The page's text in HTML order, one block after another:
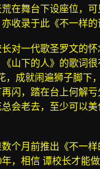
在舞台下设座位，
收录于此《不一样
对一代歌圣罗文的
山下的人》的歌词
，成就闹遍狮子脚下
闪，踏在台上何解亏
会老去，至少可以美
个月前推出《不一
，相信 谭校长才能